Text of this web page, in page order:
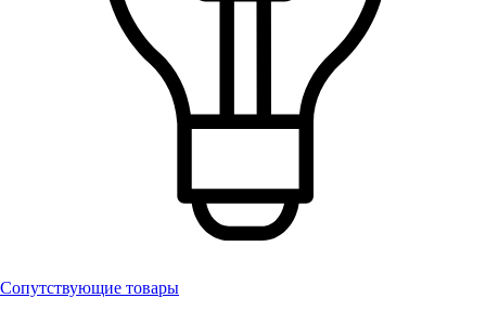
Сопутствующие товары